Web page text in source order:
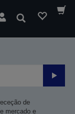
Pesquisar
Enviar
de
mercado e